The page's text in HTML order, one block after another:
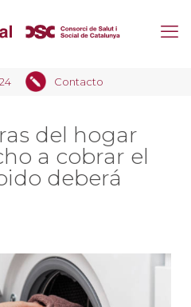
Contacto
del hogar
a cobrar el
deberá